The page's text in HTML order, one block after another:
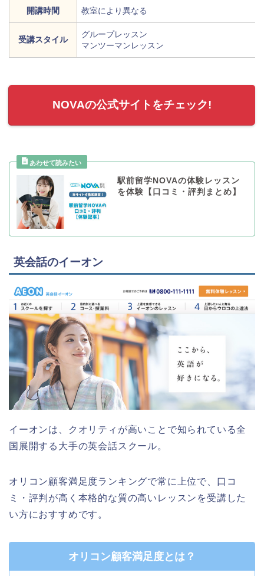
開講時間 教室により異なる
受講スタイル
グループレッスン
マンツーマンレッスン
NOVAの公式サイトをチェック!
駅前留学NOVAの体験レッスン
を体験【口コミ・評判まとめ】
英会話のイーオン
イーオンは、クオリティが高いことで知られている全
国展開する大手の英会話スクール。
オリコン顧客満足度ランキングで常に上位で、口コ
ミ・評判が高く本格的な質の高いレッスンを受講した
い方におすすめです。
オリコン顧客満足度とは？